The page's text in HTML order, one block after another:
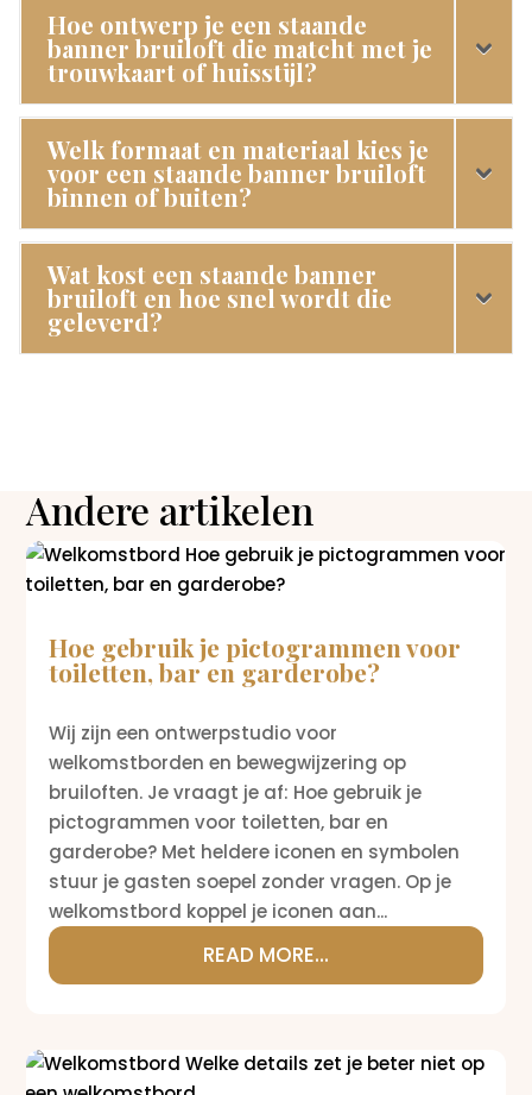
Hoe ontwerp je een staande
banner bruiloft die matcht met je
trouwkaart of huisstijl?
Welk formaat en materiaal kies je
voor een staande banner bruiloft
binnen of buiten?
Wat kost een staande banner
bruiloft en hoe snel wordt die
geleverd?
Andere artikelen
Hoe gebruik je pictogrammen voor
toiletten, bar en garderobe?
Wij zijn een ontwerpstudio voor
welkomstborden en bewegwijzering op
bruiloften. Je vraagt je af: Hoe gebruik je
pictogrammen voor toiletten, bar en
garderobe? Met heldere iconen en symbolen
stuur je gasten soepel zonder vragen. Op je
welkomstbord koppel je iconen aan...
READ MORE...